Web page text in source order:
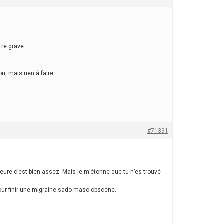
grave.
mais rien à faire.
#71391
c’est bien assez. Mais je m’étonne que tu n’es trouvé
finir une migraine sado maso obscène.